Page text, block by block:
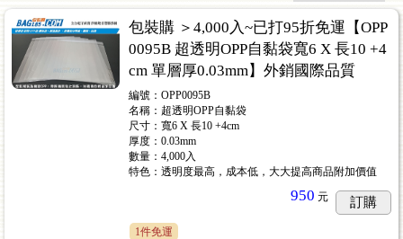
包裝購 ＞4,000入~已打95折免運【OPP
0095B 超透明OPP自黏袋寬6 X 長10 +4
cm 單層厚0.03mm】外銷國際品質
編號：OPP0095B
名稱：超透明OPP自黏袋
尺寸：寬6 X 長10 +4cm
厚度：0.03mm
數量：4,000入
特色：透明度最高，成本低，大大提高商品附加價值
950 元 訂購
1件免運